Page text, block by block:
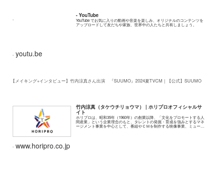
- YouTube
YouTube でお気に入りの動画や音楽を楽しみ、オリジナルのコンテンツを
アップロードして友だちや家族、世界中の人たちと共有しましょう。
youtu.be
【メイキング+インタビュー】竹内涼真さん出演 『SUUMO』2024夏TVCM｜【公式】SUUMO
竹内涼真（タケウチリョウマ） | ホリプロオフィシャルサ
イト
ホリプロは、昭和35年（1960年）の創業以降、「文化をプロモートする人
間産業」という企業理念のもと、タレントの発掘・育成を強みとするマネ
ージメント事業を中心として、番組やＣＭを制作する映像事業、ミュージ
www.horipro.co.jp